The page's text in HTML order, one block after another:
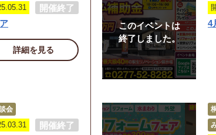
開催終了
詳細を見る
このイベントは
終了しました。
4
会
開催終了